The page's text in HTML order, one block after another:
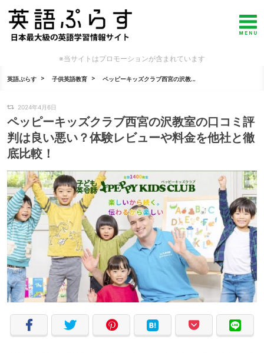
※当サイトはプロモーションが含まれています
英語ぷらす 子供英語教育 ペッピーキッズクラブ西宮の沢教...
2024年4月6日
ペッピーキッズクラブ西宮の沢教室の口コミ評
判は良い悪い？体験レビューや料金を他社と徹
底比較！